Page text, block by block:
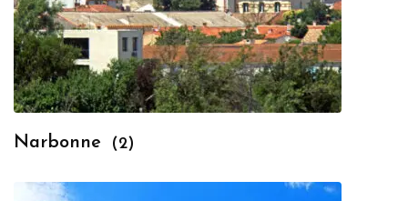
Narbonne (2)